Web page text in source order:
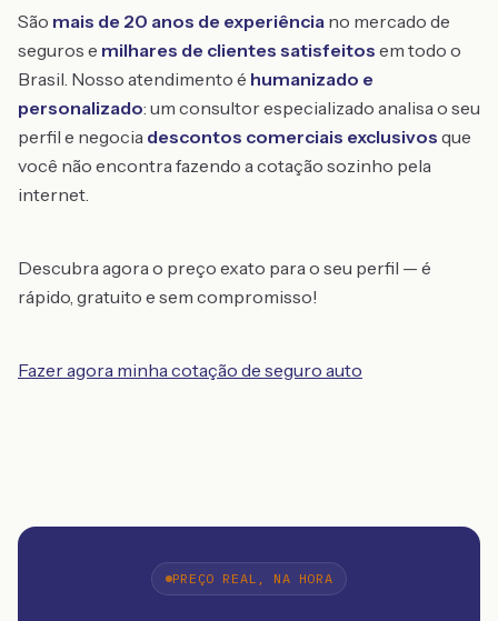
São mais de 20 anos de experiência no mercado de
seguros e milhares de clientes satisfeitos em todo o
Brasil. Nosso atendimento é humanizado e
personalizado: um consultor especializado analisa o seu
perfil e negocia descontos comerciais exclusivos que
você não encontra fazendo a cotação sozinho pela
internet.
Descubra agora o preço exato para o seu perfil — é
rápido, gratuito e sem compromisso!
Fazer agora minha cotação de seguro auto
PREÇO REAL, NA HORA